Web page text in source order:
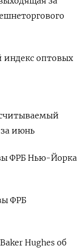
оптовых
⁠июнь
ФРБ Нью-Йорка
‌ФРБ
Hughes об